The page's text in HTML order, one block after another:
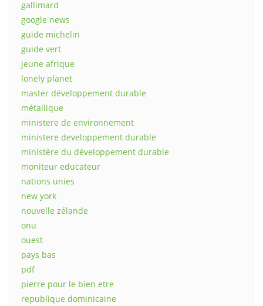
gallimard
google news
guide michelin
guide vert
jeune afrique
lonely planet
master développement durable
métallique
ministere de environnement
ministere developpement durable
ministère du développement durable
moniteur educateur
nations unies
new york
nouvelle zélande
onu
ouest
pays bas
pdf
pierre pour le bien etre
republique dominicaine